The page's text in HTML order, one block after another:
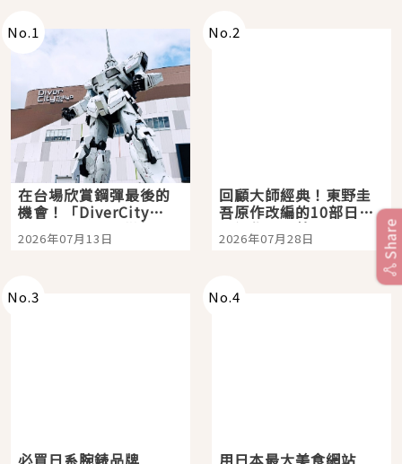
No.1
在台場欣賞鋼彈最後的
機會！「DiverCity
Tokyo Plaza」搭船、
購物、美食及夜景，一
2026年07月13日
No.2
回顧大師經典！東野圭
吾原作改編的10部日本
影視作品推薦
2026年07月28日
No.3
必買日系腕錶品牌
No.4
用日本最大美食網站
Share